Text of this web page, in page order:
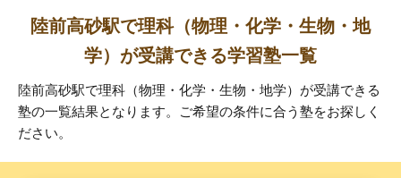
陸前高砂駅で理科（物理・化学・生物・地
学）が受講できる学習塾一覧
陸前高砂駅で理科（物理・化学・生物・地学）が受講できる
塾の一覧結果となります。ご希望の条件に合う塾をお探しく
ださい。